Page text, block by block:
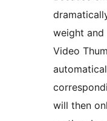
weight and
Video
will then